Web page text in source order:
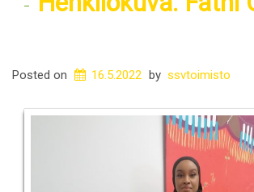
Posted on 16.5.2022 by ssvtoimisto